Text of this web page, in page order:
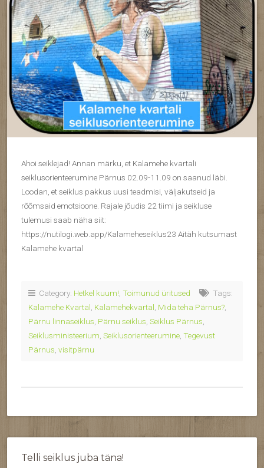
Ahoi seiklejad! Annan märku, et Kalamehe kvartali
seiklusorienteerumine Pärnus 02.09-11.09 on saanud läbi.
Loodan, et seiklus pakkus uusi teadmisi, väljakutseid ja
rõõmsaid emotsioone. Rajale jõudis 22 tiimi ja seikluse
tulemusi saab näha siit:
https://nutilogi.web.app/Kalameheseiklus23 Aitäh kutsumast
Kalamehe kvartal
Category: Hetkel kuum! Toimunud üritused
Tags:
Kalamehe Kvartal Kalamehekvartal Mida teha Pärnus?
Pärnu linnaseiklus Pärnu seiklus Seiklus Pärnus
Seiklusministeerium Seiklusorienteerumine Tegevust
Pärnus visitpärnu
Telli seiklus juba täna!